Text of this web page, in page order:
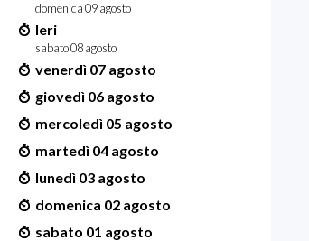
domenica 09 agosto
Ieri
sabato 08 agosto
venerdì 07 agosto
giovedì 06 agosto
mercoledì 05 agosto
martedì 04 agosto
lunedì 03 agosto
domenica 02 agosto
sabato 01 agosto